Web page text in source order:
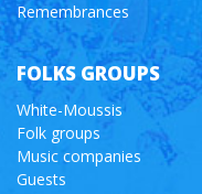
Remembrances
FOLKS GROUPS
White-Moussis
Folk groups
Music companies
Guests